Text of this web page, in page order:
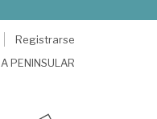
Registrarse
PENINSULAR